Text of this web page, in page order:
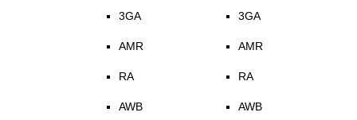
3GA
AMR
RA
AWB
3GA
AMR
RA
AWB